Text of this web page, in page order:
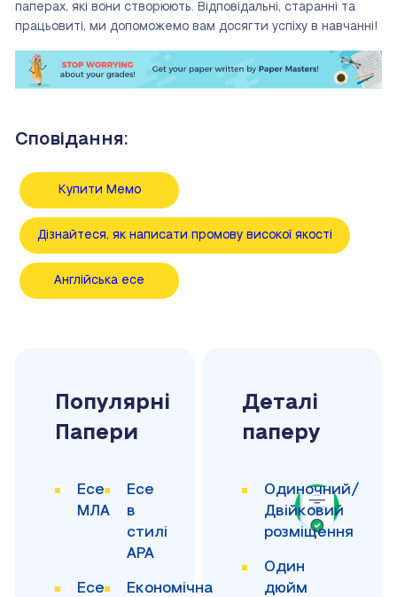
паперах, які вони створюють. Відповідальні, старанні та
працьовиті, ми допоможемо вам досягти успіху в навчанні!
Сповідання:
Купити Мемо
Дізнайтеся, як написати промову високої якості
Англійська есе
Популярні
Папери
Есе
МЛА
Есе
в
стилі
APA
Есе
Економічна
Деталі
паперу
Одиночний/
Двійковий
розміщення
Один
дюйм